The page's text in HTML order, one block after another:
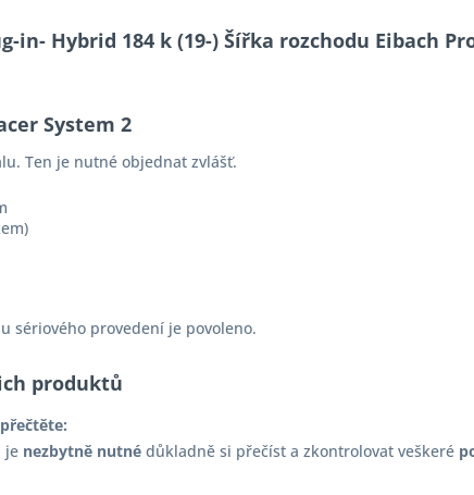
in- Hybrid 184 k (19-) Šířka rozchodu Eibach
System 2
Ten je nutné objednat zvlášť.
sériového provedení je povoleno.
produktů
je nezbytně nutné důkladně si přečíst a zkontrolovat veškeré